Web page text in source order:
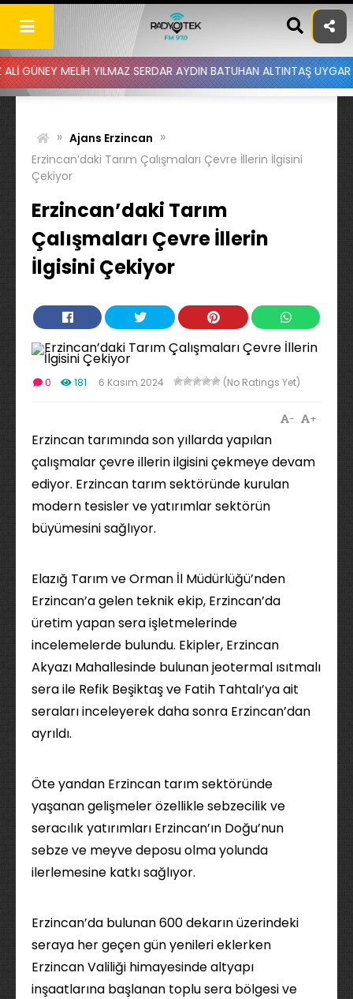
Skip
content
YILMAZ SERDAR AYDIN BATUHAN ALTINTAŞ UYGAR DOĞANAY
» Ajans Erzincan »
Erzincan’daki Tarım Çalışmaları Çevre İllerin İlgisini
Çekiyor
Erzincan’daki Tarım
Çalışmaları Çevre İllerin
İlgisini Çekiyor
0 181 6 Kasım 2024 (No Ratings Yet)
+
-
Erzincan tarımında son yıllarda yapılan
çalışmalar çevre illerin ilgisini çekmeye devam
ediyor. Erzincan tarım sektöründe kurulan
modern tesisler ve yatırımlar sektörün
büyümesini sağlıyor.
Elazığ Tarım ve Orman İl Müdürlüğü’nden
Erzincan’a gelen teknik ekip, Erzincan’da
üretim yapan sera işletmelerinde
incelemelerde bulundu. Ekipler, Erzincan
Akyazı Mahallesinde bulunan jeotermal ısıtmalı
sera ile Refik Beşiktaş ve Fatih Tahtalı’ya ait
seraları inceleyerek daha sonra Erzincan’dan
ayrıldı.
Öte yandan Erzincan tarım sektöründe
yaşanan gelişmeler özellikle sebzecilik ve
seracılık yatırımları Erzincan’ın Doğu’nun
sebze ve meyve deposu olma yolunda
ilerlemesine katkı sağlıyor.
Erzincan’da bulunan 600 dekarın üzerindeki
seraya her geçen gün yenileri eklerken
Erzincan Valiliği himayesinde altyapı
inşaatlarına başlanan toplu sera bölgesi ve